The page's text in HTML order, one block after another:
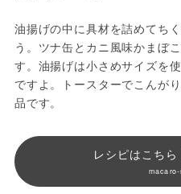
油揚げの中に具材を詰めてち
う。ツナ缶とカニ風味かまぼ
す。油揚げは小さめサイズを
ですよ。トースターでこんが
品です。
レシピはこち